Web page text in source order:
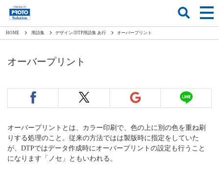
HOME 用語集 デザイン/DTP用語集 あ行 オーバープリント
オーバープリント
オーバープリントとは、カラー印刷で、色の上に別の色を重ね刷
りする処理のこと。従来の方法ではは製版時に指定をしていた
が、DTPではデータ作成時にオーバープリントの設定も行うこと
になります「ノセ」ともいわれる。